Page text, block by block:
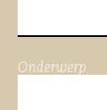
Onderwerp